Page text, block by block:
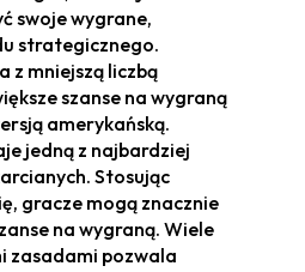
swoje wygrane,
strategicznego.
z mniejszą liczbą
szanse na wygraną
amerykańską.
jedną z najbardziej
Stosując
gracze mogą znacznie
na wygraną. Wiele
zasadami pozwala